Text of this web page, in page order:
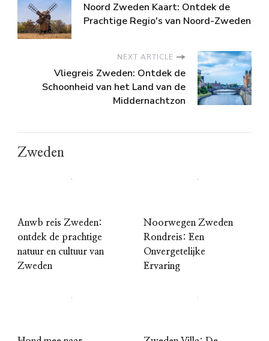
Noord Zweden Kaart: Ontdek de
Prachtige Regio's van Noord-Zweden
NEXT ARTICLE
Vliegreis Zweden: Ontdek de
Schoonheid van het Land van de
Middernachtzon
Zweden
Anwb reis Zweden:
ontdek de prachtige
natuur en cultuur van
Zweden
Noorwegen Zweden
Rondreis: Een
Onvergetelijke
Ervaring